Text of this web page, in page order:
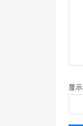
显